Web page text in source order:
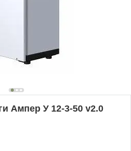
Ампер У 12-3-50 v2.0